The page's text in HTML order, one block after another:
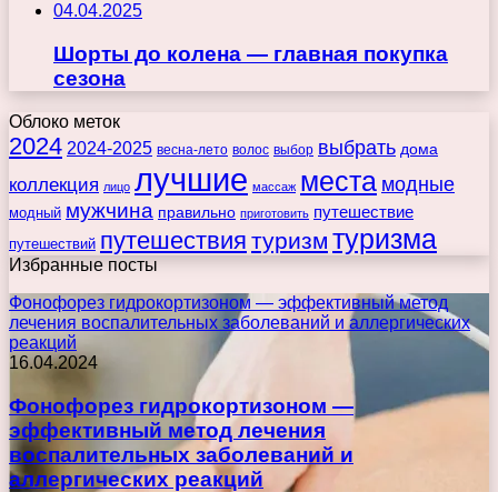
04.04.2025
Шорты до колена — главная покупка
сезона
Облоко меток
2024 2024-2025 весна-лето волос выбор выбрать дома
коллекция лицо лучшие массаж места модные
модный мужчина правильно приготовить путешествие
путешествий путешествия туризм туризма
Избранные посты
Фонофорез гидрокортизоном — эффективный метод
лечения воспалительных заболеваний и аллергических
реакций
16.04.2024
Фонофорез гидрокортизоном —
эффективный метод лечения
воспалительных заболеваний и
аллергических реакций